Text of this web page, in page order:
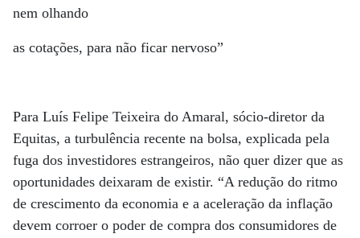
nem olhando
as cotações, para não ficar nervoso”
Para Luís Felipe Teixeira do Amaral, sócio-diretor da
Equitas, a turbulência recente na bolsa, explicada pela
fuga dos investidores estrangeiros, não quer dizer que as
oportunidades deixaram de existir. “A redução do ritmo
de crescimento da economia e a aceleração da inflação
devem corroer o poder de compra dos consumidores de